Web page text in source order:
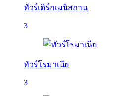
ทัวร์เติร์กเมนิสถาน
3
ทัวร์โรมาเนีย
3